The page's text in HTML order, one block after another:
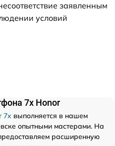
заявленным
условий
7x Honor
7x выполняется в нашем
опытными мастерами. На
расширенную